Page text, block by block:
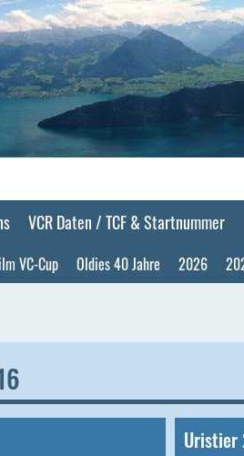
VCR Daten / TCF & Startnummer
VC-Cup Oldies 40 Jahre 2026
Uristier